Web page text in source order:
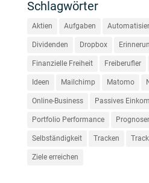
Schlagwörter
Aktien Aufgaben
Dividenden Dropbox
Finanzielle Freiheit Freiberufler
Ideen Mailchimp Matomo
Online-Business Passives
Portfolio Performance
Selbständigkeit Tracken
Ziele erreichen